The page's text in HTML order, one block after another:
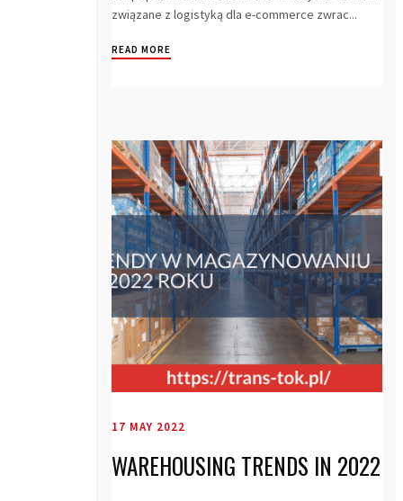
związane z logistyką dla e-commerce zwrac...
READ MORE
17 MAY 2022
WAREHOUSING TRENDS IN 2022